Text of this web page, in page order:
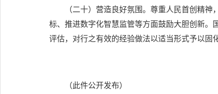
（二十）营造良好氛围。 尊重人民首创精神
标、推进数字化智慧监管等方面鼓励大胆创新。
评估，对行之有效的经验做法以适当形式予以固
（此件公开发布）